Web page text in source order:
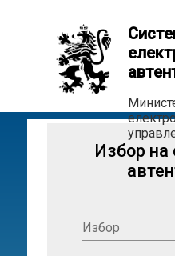
Избор на
Избор